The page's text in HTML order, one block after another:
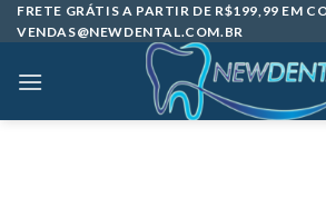
Skip
to
FRETE GRÁTIS A PARTIR DE R$199,99 EM
VENDAS@NEWDENTAL.COM.BR